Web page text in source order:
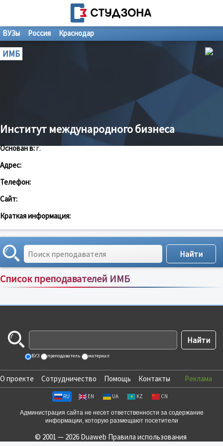
ВУЗы Россия Краснодар
ИМБ
Институт международного бизнеса
Основан в:г.
Адрес:
Телефон:
Сайт:
Краткая информация:
Список преподавателей ИМБ
Сортировка по:имени;рейтингу;отзывам
ВУЗ преподаватель материал
О проекте Сотрудничество Помощь Контакты Реклама
RU EN UA KZ CN
Администрация сайта не несет ответственности за содержание
информации, которую размещают посетители
© 2001 — 2026 Duaweb Правила использования